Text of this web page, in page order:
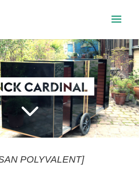
3
POLYVALENT]